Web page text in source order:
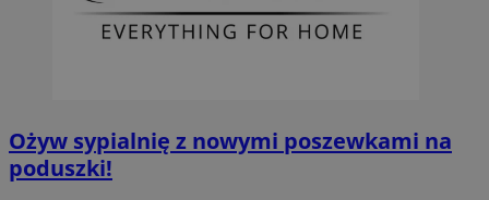
Ożyw sypialnię z nowymi poszewkami na
poduszki!